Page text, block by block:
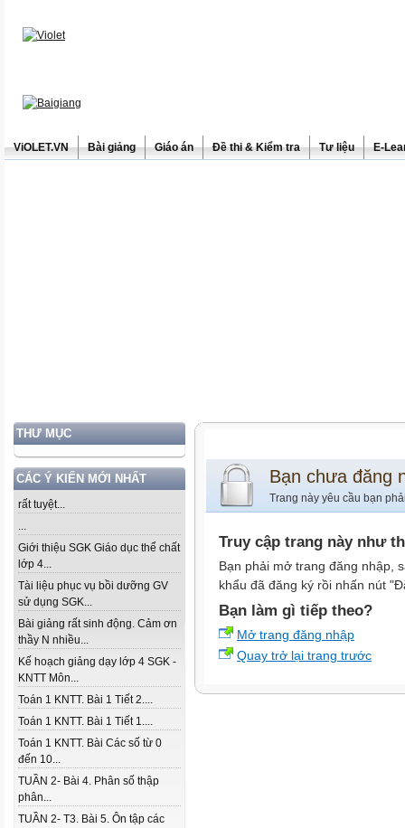
ViOLET.VN Bài giảng Giáo án Đề thi & Kiểm tra Tư liệu E-
THƯ MỤC
CÁC Ý KIẾN MỚI NHẤT
rất tuyệt...
...
Giới thiệu SGK Giáo dục thể chất
lớp 4...
Tài liệu phục vụ bồi dưỡng GV
sử dụng SGK...
Bài giảng rất sinh động. Cảm ơn
thầy N nhiều...
Kế hoạch giảng dạy lớp 4 SGK -
KNTT Môn...
Toán 1 KNTT. Bài 1 Tiết 2....
Toán 1 KNTT. Bài 1 Tiết 1....
Toán 1 KNTT. Bài Các số từ 0
đến 10...
TUẦN 2- Bài 4. Phân số thập
phân...
TUẦN 2- T3. Bài 5. Ôn tập các
Bạn chưa đăng
Trang này yêu cầu bạn
Truy cập trang này như
Bạn phải mở trang đăng nhập,
khẩu đã đăng ký rồi nhấn nút
Bạn làm gì tiếp theo?
Mở trang đăng nhập
Quay trở lại trang trước